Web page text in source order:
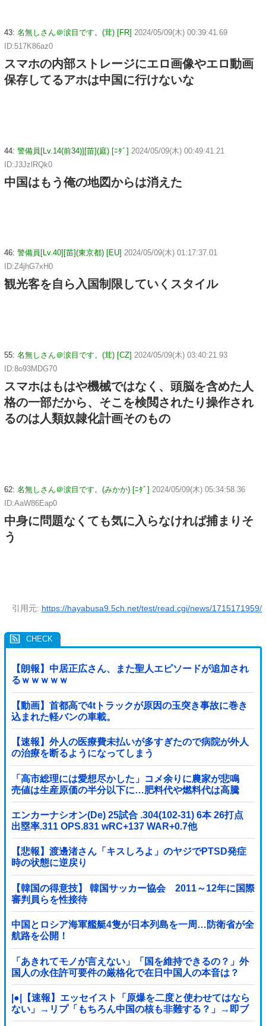
43: 名無しさん＠涙目です。(茸) [FR] 2024/05/09(木) 00:39:41.69
ID:517K86az0
スマホの内部ストレージにエロ画像やエロ動画
保存してるアホは中国に行けないな
44: 警備員[Lv.14(前34)][苗](庭) [ﾆﾀﾞ] 2024/05/09(木) 00:49:41.21
ID:J3JzlRQk0
中国はもう俺の地図からは消えた
46: 警備員[Lv.40][苗](東京都) [EU] 2024/05/09(木) 01:17:37.01
ID:Z4jhG7xH0
観光客を自ら入国制限していくスタイル
55: 名無しさん＠涙目です。(茸) [CZ] 2024/05/09(木) 03:40:21.93
ID:8o93MDG70
スマホはもはや機械ではなく、頭脳を含めた人
格の一部だから、そこを検閲されたり操作され
るのは人類奴隷化計画そのもの
62: 名無しさん＠涙目です。(みかか) [ﾆﾀﾞ] 2024/05/09(木) 05:34:58.36
ID:AaW86Eap0
中身に問題なくても気に入らなければ捕まりそ
う
引用元: https://hayabusa9.5ch.net/test/read.cgi/news/1715171959/
【朗報】中居正広さん、また聖人エピソードが追加され
るｗｗｗｗｗ
【動画】首都高で4tトラックが原因の玉突き事故に巻き
込まれた軽バンの車載。
【速報】外人の医療費未払いが多すぎたので病院が外人
の治療を断るようになってしまう
「高市総理には愛想尽かした」コメ余りに農家が悲鳴
売値は生産原価の半分以下に…肥料代や燃料代は高騰
「今年でやめる」農家も
エンカーナシオン(De) 25試合 .304(102-31) 6本 26打点
出塁率.311 OPS.831 wRC+137 WAR+0.7他
【悲報】渡邊渚さん「キスしろよ」のヤジでPTSD発症
時の状態に逆戻り
【韓国の得意技】 韓国サッカー協会 2011～12年に国際
審判員らを性接待
中国とロシア海軍艦艇4隻が日本列島を一周…防衛省が全
航路を公開！
「あきれてモノが言えない」「国を維持できるの？」外
国人の永住許可要件の厳格化で在日中国人の本音は？
|●|【速報】エッセイスト「原爆を二度と使わせてはなら
ない」→リプ「もちろん中国の核も非難する？」→即ブ
ロック